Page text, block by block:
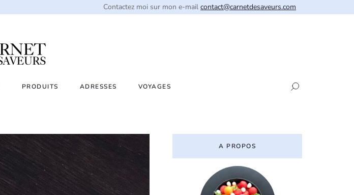
Contactez moi sur mon e-mail contact@carnetdesaveurs.com
PRODUITS ADRESSES VOYAGES
A PROPOS